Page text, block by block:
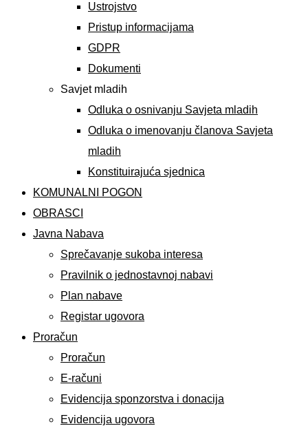
Ustrojstvo
Pristup informacijama
GDPR
Dokumenti
Savjet mladih
Odluka o osnivanju Savjeta mladih
Odluka o imenovanju članova Savjeta
mladih
Konstituirajuća sjednica
KOMUNALNI POGON
OBRASCI
Javna Nabava
Sprečavanje sukoba interesa
Pravilnik o jednostavnoj nabavi
Plan nabave
Registar ugovora
Proračun
Proračun
E-računi
Evidencija sponzorstva i donacija
Evidencija ugovora